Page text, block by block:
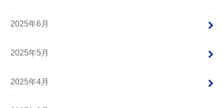
2025年6月
2025年5月
2025年4月